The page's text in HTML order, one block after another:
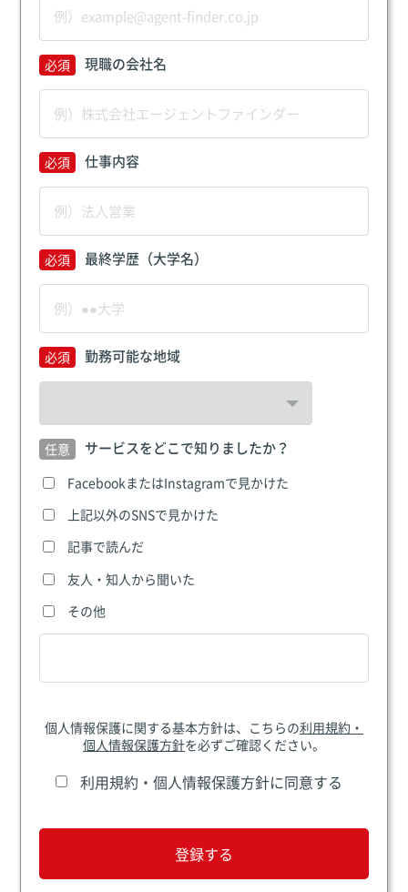
現職の会社名
仕事内容
最終学歴（大学名）
勤務可能な地域
サービスをどこで知りましたか？
FacebookまたはInstagramで見かけた
上記以外のSNSで見かけた
記事で読んだ
友人・知人から聞いた
その他
個人情報保護に関する基本方針は、こちらの利用規約・
個人情報保護方針を必ずご確認ください。
利用規約・個人情報保護方針に同意する